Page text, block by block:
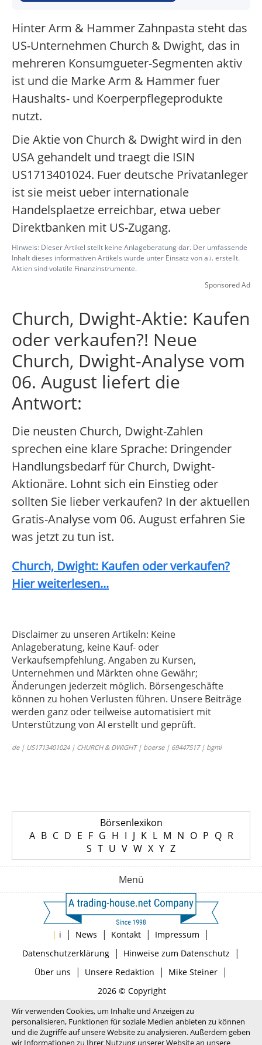
Hinter Arm & Hammer Zahnpasta steht das
US-Unternehmen Church & Dwight, das in
mehreren Konsumgueter-Segmenten aktiv
ist und die Marke Arm & Hammer fuer
Haushalts- und Koerperpflegeprodukte
nutzt.
Die Aktie von Church & Dwight wird in den
USA gehandelt und traegt die ISIN
US1713401024. Fuer deutsche Privatanleger
ist sie meist ueber internationale
Handelsplaetze erreichbar, etwa ueber
Direktbanken mit US-Zugang.
Hinweis: Dieser Artikel stellt keine Anlageberatung dar. Der umfassende
Inhalt dieses informativen Artikels wurde unter Einsatz von a.i. erstellt.
Aktien sind volatile Finanzinstrumente.
Sponsored Ad
Church, Dwight-Aktie: Kaufen
oder verkaufen?! Neue
Church, Dwight-Analyse vom
06. August liefert die
Antwort:
Die neusten Church, Dwight-Zahlen
sprechen eine klare Sprache: Dringender
Handlungsbedarf für Church, Dwight-
Aktionäre. Lohnt sich ein Einstieg oder
sollten Sie lieber verkaufen? In der aktuellen
Gratis-Analyse vom 06. August erfahren Sie
was jetzt zu tun ist.
Church, Dwight: Kaufen oder verkaufen?
Hier weiterlesen...
Disclaimer zu unseren Artikeln: Keine
Anlageberatung, keine Kauf- oder
Verkaufsempfehlung. Angaben zu Kursen,
Unternehmen und Märkten ohne Gewähr;
Änderungen jederzeit möglich. Börsengeschäfte
können zu hohen Verlusten führen. Unsere Beiträge
werden ganz oder teilweise automatisiert mit
Unterstützung von AI erstellt und geprüft.
de | US1713401024 | CHURCH & DWIGHT | boerse | 69447517 | bgmi
Börsenlexikon
A B C D E F G H I J K L M N O P Q R
S T U V W X Y Z
Menü
| i | News | Kontakt | Impressum |
Datenschutzerklärung| Hinweise zum Datenschutz |
Über uns | Unsere Redaktion | Mike Steiner|
2026 © Copyright
Wir verwenden Cookies, um Inhalte und Anzeigen zu
personalisieren, Funktionen für soziale Medien anbieten zu können
und die Zugriffe auf unsere Website zu analysieren. Außerdem geben
wir Informationen zu Ihrer Nutzung unserer Website an unsere